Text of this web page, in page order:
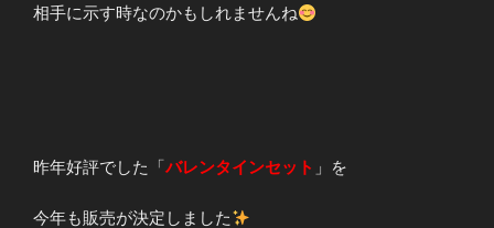
相手に示す時なのかもしれませんね
昨年好評でした「バレンタインセット 」を
今年も販売が決定しました